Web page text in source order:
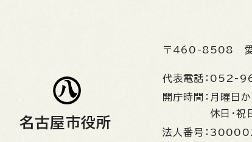
名古屋市役所
〒460-8508
代表電話： 052-
開庁時間： 月曜日
休日・祝
法人番号：